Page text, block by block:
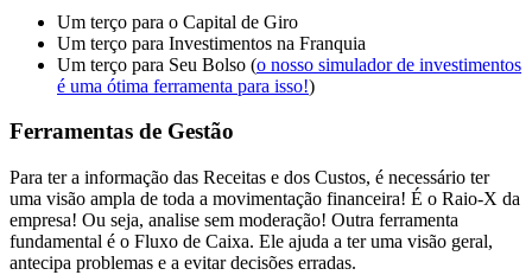
Um terço para o Capital de Giro
Um terço para Investimentos na Franquia
Um terço para Seu Bolso (o nosso simulador de investimentos
é uma ótima ferramenta para isso!)
Ferramentas de Gestão
Para ter a informação das Receitas e dos Custos, é necessário ter
uma visão ampla de toda a movimentação financeira! É o Raio-X da
empresa! Ou seja, analise sem moderação! Outra ferramenta
fundamental é o Fluxo de Caixa. Ele ajuda a ter uma visão geral,
antecipa problemas e a evitar decisões erradas.